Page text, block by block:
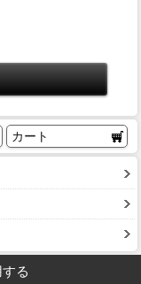
カート
る